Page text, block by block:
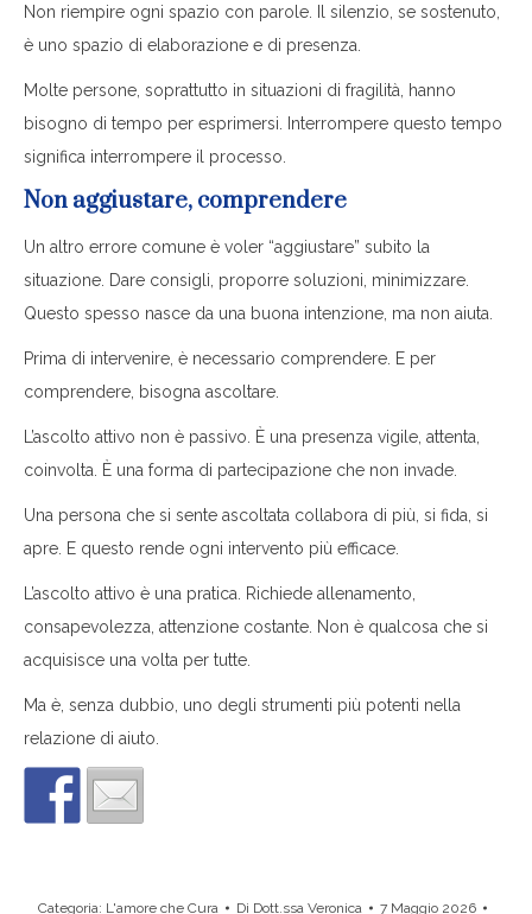
Non riempire ogni spazio con parole. Il silenzio, se sostenuto,
è uno spazio di elaborazione e di presenza.
Molte persone, soprattutto in situazioni di fragilità, hanno
bisogno di tempo per esprimersi. Interrompere questo tempo
significa interrompere il processo.
Non aggiustare, comprendere
Un altro errore comune è voler “aggiustare” subito la
situazione. Dare consigli, proporre soluzioni, minimizzare.
Questo spesso nasce da una buona intenzione, ma non aiuta.
Prima di intervenire, è necessario comprendere. E per
comprendere, bisogna ascoltare.
L’ascolto attivo non è passivo. È una presenza vigile, attenta,
coinvolta. È una forma di partecipazione che non invade.
Una persona che si sente ascoltata collabora di più, si fida, si
apre. E questo rende ogni intervento più efficace.
L’ascolto attivo è una pratica. Richiede allenamento,
consapevolezza, attenzione costante. Non è qualcosa che si
acquisisce una volta per tutte.
Ma è, senza dubbio, uno degli strumenti più potenti nella
relazione di aiuto.
Categoria: L'amore che Cura Di Dott.ssa Veronica 7 Maggio 2026